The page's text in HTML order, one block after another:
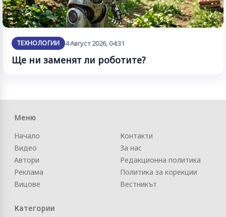
ТЕХНОЛОГИИ 4 Август 2026, 04:31
Ще ни заменят ли роботите?
Меню
Начало
Видео
Автори
Реклама
Вицове
Контакти
За нас
Редакционна политика
Политика за корекции
Вестникът
Категории